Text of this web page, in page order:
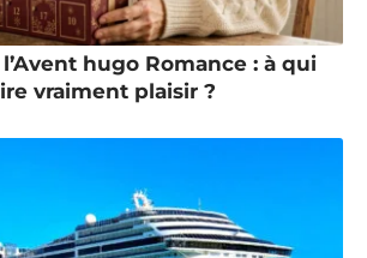
hugo Romance : à qui
vraiment plaisir ?